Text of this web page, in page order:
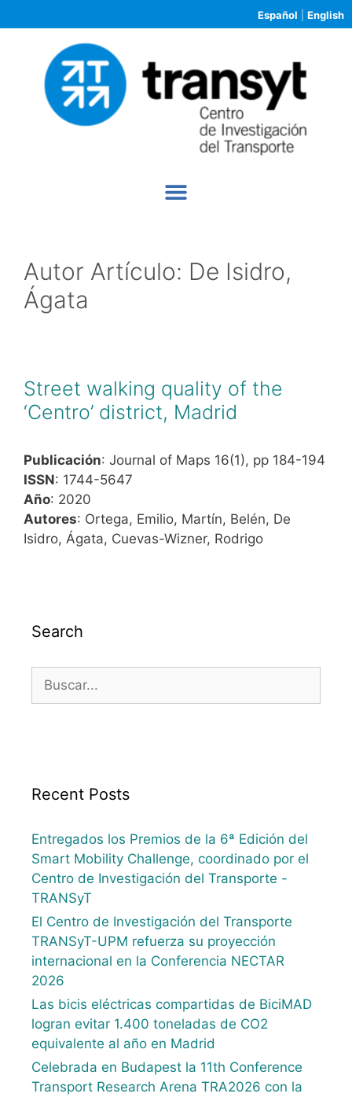
Español English
Autor Artículo: De Isidro,
Ágata
Street walking quality of the
‘Centro’ district, Madrid
Publicación: Journal of Maps 16(1), pp 184-194
ISSN: 1744-5647
Año: 2020
Autores: Ortega, Emilio, Martín, Belén, De
Isidro, Ágata, Cuevas-Wizner, Rodrigo
Search
Recent Posts
Entregados los Premios de la 6ª Edición del
Smart Mobility Challenge, coordinado por el
Centro de Investigación del Transporte -
TRANSyT
El Centro de Investigación del Transporte
TRANSyT-UPM refuerza su proyección
internacional en la Conferencia NECTAR
2026
Las bicis eléctricas compartidas de BiciMAD
logran evitar 1.400 toneladas de CO2
equivalente al año en Madrid
Celebrada en Budapest la 11th Conference
Transport Research Arena TRA2026 con la